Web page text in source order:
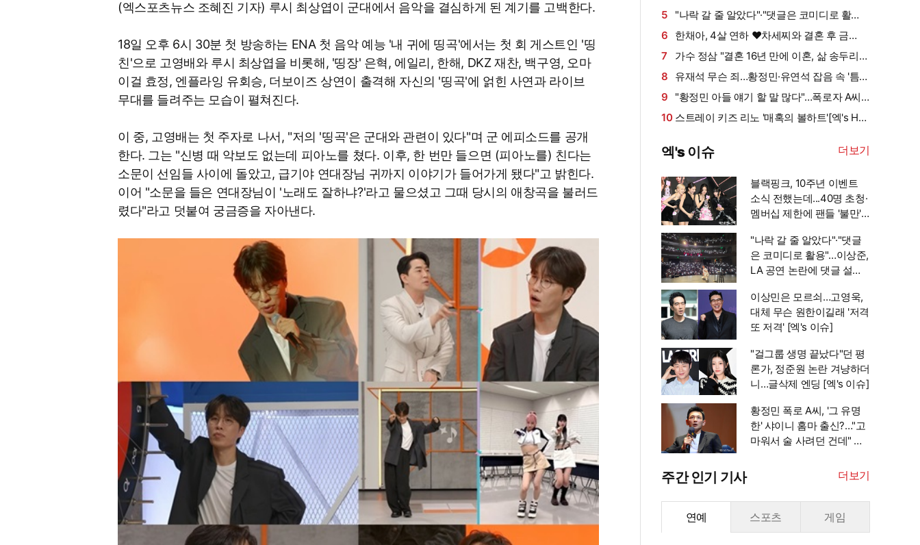
(엑스포츠뉴스 조혜진 기자) 루시 최상엽이 군대에서 음악을 결심하게 된 계기를 고백한다.
18일 오후 6시 30분 첫 방송하는 ENA 첫 음악 예능 '내 귀에 띵곡'에서는 첫 회 게스트인 '띵
친'으로 고영배와 루시 최상엽을 비롯해, '띵장' 은혁, 에일리, 한해, DKZ 재찬, 백구영, 오마
이걸 효정, 엔플라잉 유회승, 더보이즈 상연이 출격해 자신의 '띵곡'에 얽힌 사연과 라이브
무대를 들려주는 모습이 펼쳐진다.
이 중, 고영배는 첫 주자로 나서, "저의 '띵곡'은 군대와 관련이 있다"며 군 에피소드를 공개
한다. 그는 "신병 때 악보도 없는데 피아노를 쳤다. 이후, 한 번만 들으면 (피아노를) 친다는
소문이 선임들 사이에 돌았고, 급기야 연대장님 귀까지 이야기가 들어가게 됐다"고 밝힌다.
이어 "소문을 들은 연대장님이 '노래도 잘하냐?'라고 물으셨고 그때 당시의 애창곡을 불러드
렸다"라고 덧붙여 궁금증을 자아낸다.
연상의 사업가 [공식]
5
"나락 갈 줄 알았다"·"댓글은 코미디로 활
용"…이상준, LA 공연 논란에 댓글 설전까지
[엑's 이슈]
6
한채아, 4살 연하 ♥차세찌와 결혼 후 금
주…"다 잡은 물고기에 미끼를 왜 던져?" (광예
원)
7
가수 정삼 "결혼 16년 만에 이혼, 삶 송두리째
달라졌다" 고백 (특종세상)
8
유재석 무슨 죄…황정민·유연석 잡음 속 '틈만
나면5' 첫방부터 어수선 [엑's 이슈]
9
"황정민 아들 얘기 할 말 많다"…폭로자 A씨,
'가족 스토킹 의혹' 반박
10 스트레이 키즈 리노 '매혹의 볼하트'[엑's HD
엑's 이슈 더보기
블랙핑크, 10주년 이벤트
소식 전했는데...40명 초청·
멤버십 제한에 팬들 '불만'
"나락 갈 줄 알았다"·"댓글
은 코미디로 활용"…이상준,
LA 공연 논란에 댓글 설전
이상민은 모르쇠…고영욱,
대체 무슨 원한이길래 '저격
또 저격' [엑's 이슈]
"걸그룹 생명 끝났다"던 평
론가, 정준원 논란 겨냥하더
니…글삭제 엔딩 [엑's 이슈]
황정민 폭로 A씨, '그 유명
한' 샤이니 홈마 출신?…"고
마워서 술 사려던 건데" 침
주간 인기 기사 더보기
연예 스포츠 게임